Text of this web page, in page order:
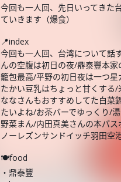
今回も一人回、先日いってきた
ていきます（爆食）
📍index
今回も一人回、台湾について話
んの空腹は初日の夜/鼎泰豐本
籠包最高/平野の初日夜は一つ
たかい豆乳はちょっと甘くする
ななさんもおすすめしてた白菜
たいよね/お茶バーでゆっくり/
野菜まん/内田真美さんの本パ
ノーレズンサンドイッチ羽田空
🍽️food
・鼎泰豐